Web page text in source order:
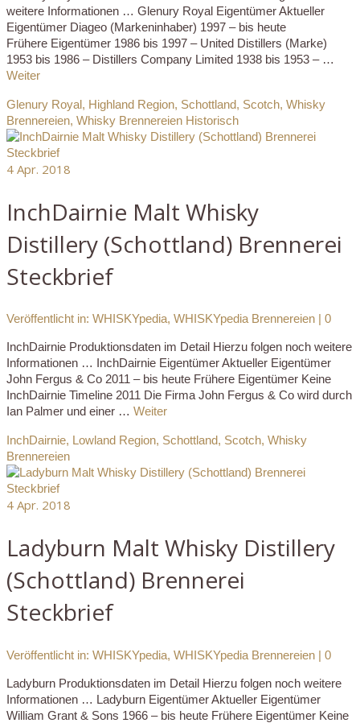
weitere Informationen … Glenury Royal Eigentümer Aktueller
Eigentümer Diageo (Markeninhaber) 1997 – bis heute
Frühere Eigentümer 1986 bis 1997 – United Distillers (Marke)
1953 bis 1986 – Distillers Company Limited 1938 bis 1953 – …
Weiter
Glenury Royal, Highland Region, Schottland, Scotch, Whisky
Brennereien, Whisky Brennereien Historisch
4 Apr. 2018
InchDairnie Malt Whisky
Distillery (Schottland) Brennerei
Steckbrief
Veröffentlicht in: WHISKYpedia, WHISKYpedia Brennereien | 0
InchDairnie Produktionsdaten im Detail Hierzu folgen noch weitere
Informationen … InchDairnie Eigentümer Aktueller Eigentümer
John Fergus & Co 2011 – bis heute Frühere Eigentümer Keine
InchDairnie Timeline 2011 Die Firma John Fergus & Co wird durch
Ian Palmer und einer … Weiter
InchDairnie, Lowland Region, Schottland, Scotch, Whisky
Brennereien
4 Apr. 2018
Ladyburn Malt Whisky Distillery
(Schottland) Brennerei
Steckbrief
Veröffentlicht in: WHISKYpedia, WHISKYpedia Brennereien | 0
Ladyburn Produktionsdaten im Detail Hierzu folgen noch weitere
Informationen … Ladyburn Eigentümer Aktueller Eigentümer
William Grant & Sons 1966 – bis heute Frühere Eigentümer Keine